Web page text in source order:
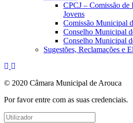
CPCJ – Comissão de
Jovens
Comissão Municipal
Conselho Municipal
Conselho Municipal
Sugestões, Reclamações e
© 2020 Câmara Municipal de Arouca
Por favor entre com as suas credenciais.